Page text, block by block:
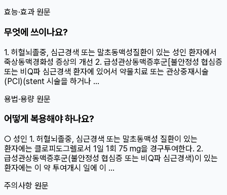
효능·효과 원문
무엇에 쓰이나요?
1. 허혈뇌졸중, 심근경색 또는 말초동맥성질환이 있는 성인 환자에서
죽상동맥경화성 증상의 개선 2. 급성관상동맥증후군[불안정성 협심증
또는 비Q파 심근경색 환자에 있어서 약물치료 또는 관상중재시술
(PCI)(stent 시술을 하거나 ...
용법·용량 원문
어떻게 복용해야 하나요?
○ 성인 1. 허혈뇌졸중, 심근경색 또는 말초동맥성 질환이 있는
환자에는 클로피도그렐로서 1일 1회 75 mg을 경구투여한다. 2.
급성관상동맥증후군(불안정성 협심증 또는 비Q파 심근경색)이 있는
환자에는 이 약 투여개시 일에 이 ...
주의사항 원문